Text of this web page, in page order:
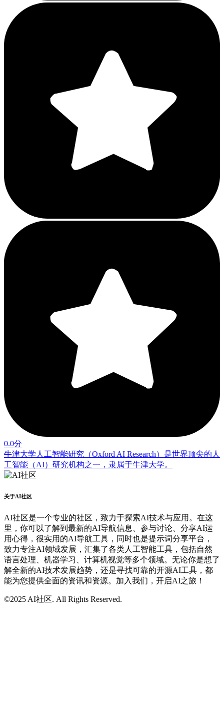
0.0分
牛津大学人工智能研究（Oxford AI Research）是世界顶尖的人
工智能（AI）研究机构之一，隶属于牛津大学。
关于AI社区
AI社区是一个专业的社区，致力于探索AI技术与应用。在这
里，你可以了解到最新的AI导航信息、参与讨论、分享AI运
用心得，很实用的AI导航工具，同时也是提示词分享平台，
致力专注AI领域发展，汇集了各类人工智能工具，包括自然
语言处理、机器学习、计算机视觉等多个领域。无论你是想了
解全新的AI技术发展趋势，还是寻找可靠的开源AI工具，都
能为您提供全面的资讯和资源。加入我们，开启AI之旅！
©2025 AI社区. All Rights Reserved.